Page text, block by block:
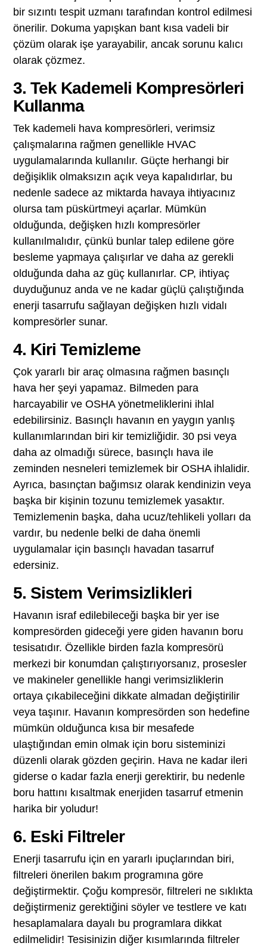
bir sızıntı tespit uzmanı tarafından kontrol edilmesi
önerilir. Dokuma yapışkan bant kısa vadeli bir
çözüm olarak işe yarayabilir, ancak sorunu kalıcı
olarak çözmez.
3. Tek Kademeli Kompresörleri
Kullanma
Tek kademeli hava kompresörleri, verimsiz
çalışmalarına rağmen genellikle HVAC
uygulamalarında kullanılır. Güçte herhangi bir
değişiklik olmaksızın açık veya kapalıdırlar, bu
nedenle sadece az miktarda havaya ihtiyacınız
olursa tam püskürtmeyi açarlar. Mümkün
olduğunda, değişken hızlı kompresörler
kullanılmalıdır, çünkü bunlar talep edilene göre
besleme yapmaya çalışırlar ve daha az gerekli
olduğunda daha az güç kullanırlar. CP, ihtiyaç
duyduğunuz anda ve ne kadar güçlü çalıştığında
enerji tasarrufu sağlayan değişken hızlı vidalı
kompresörler sunar.
4. Kiri Temizleme
Çok yararlı bir araç olmasına rağmen basınçlı
hava her şeyi yapamaz. Bilmeden para
harcayabilir ve OSHA yönetmeliklerini ihlal
edebilirsiniz. Basınçlı havanın en yaygın yanlış
kullanımlarından biri kir temizliğidir. 30 psi veya
daha az olmadığı sürece, basınçlı hava ile
zeminden nesneleri temizlemek bir OSHA ihlalidir.
Ayrıca, basınçtan bağımsız olarak kendinizin veya
başka bir kişinin tozunu temizlemek yasaktır.
Temizlemenin başka, daha ucuz/tehlikeli yolları da
vardır, bu nedenle belki de daha önemli
uygulamalar için basınçlı havadan tasarruf
edersiniz.
5. Sistem Verimsizlikleri
Havanın israf edilebileceği başka bir yer ise
kompresörden gideceği yere giden havanın boru
tesisatıdır. Özellikle birden fazla kompresörü
merkezi bir konumdan çalıştırıyorsanız, prosesler
ve makineler genellikle hangi verimsizliklerin
ortaya çıkabileceğini dikkate almadan değiştirilir
veya taşınır. Havanın kompresörden son hedefine
mümkün olduğunca kısa bir mesafede
ulaştığından emin olmak için boru sisteminizi
düzenli olarak gözden geçirin. Hava ne kadar ileri
giderse o kadar fazla enerji gerektirir, bu nedenle
boru hattını kısaltmak enerjiden tasarruf etmenin
harika bir yoludur!
6. Eski Filtreler
Enerji tasarrufu için en yararlı ipuçlarından biri,
filtreleri önerilen bakım programına göre
değiştirmektir. Çoğu kompresör, filtreleri ne sıklıkta
değiştirmeniz gerektiğini söyler ve testlere ve katı
hesaplamalara dayalı bu programlara dikkat
edilmelidir! Tesisinizin diğer kısımlarında filtreler